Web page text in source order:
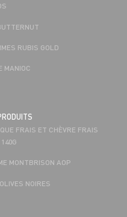
RUBIS GOLD
MANIOC
FRAIS ET CHÈVRE FRAIS
MONTBRISON AOP
NOIRES